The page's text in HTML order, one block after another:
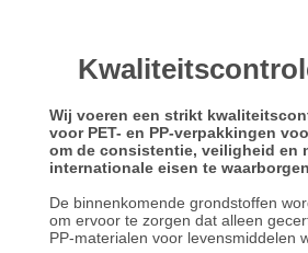
NIEUWS
GEVALLEN
BLOG
Wij voeren een strikt
voor PET- en PP-verpakkingen
om de consistentie, veiligheid en
internationale eisen te
De binnenkomende grondstoffen
om ervoor te zorgen dat alleen
PP-materialen voor levensmiddelen